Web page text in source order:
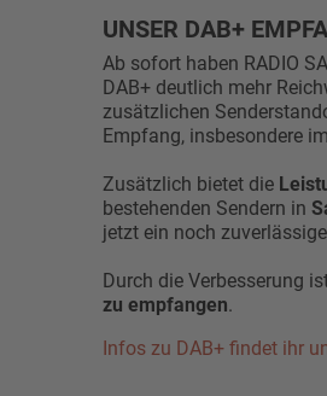
UNSER DAB+
Ab sofort haben RADIO
DAB+ deutlich mehr
zusätzlichen
Empfang, insbesondere
Zusätzlich bietet die
bestehenden Sendern in
jetzt ein noch
Durch die Verbesserung
zu empfangen.
Infos zu DAB+ findet ihr